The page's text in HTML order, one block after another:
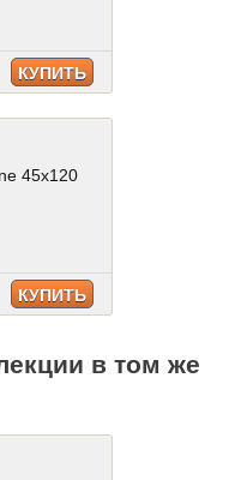
КУПИТЬ
45x120
КУПИТЬ
в том же